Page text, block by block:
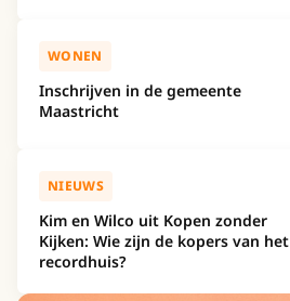
WONEN
Inschrijven in de gemeente
Maastricht
NIEUWS
Kim en Wilco uit Kopen zonder
Kijken: Wie zijn de kopers van het
recordhuis?